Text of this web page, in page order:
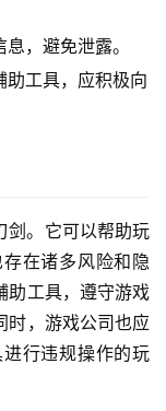
，避免泄露。
助工具，应积极向
剑。它可以帮助玩
在诸多风险和隐
助工具，遵守游戏
时，游戏公司也应
行违规操作的玩